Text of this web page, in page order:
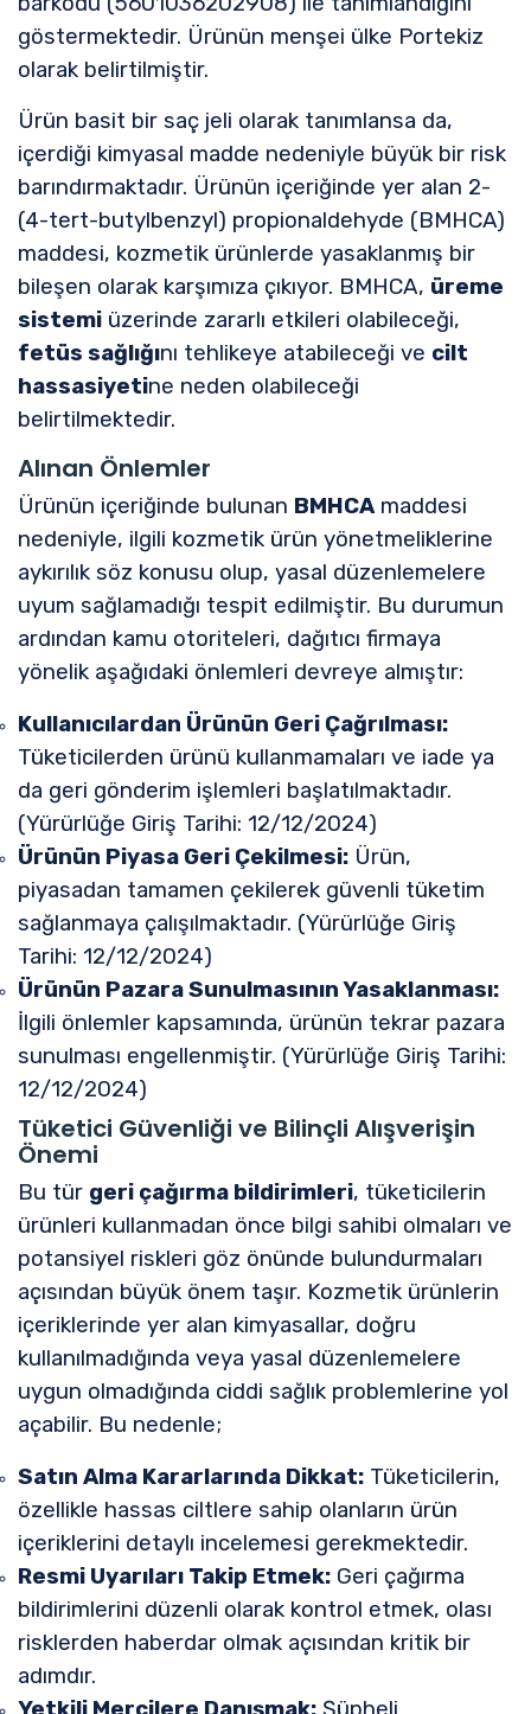
göstermektedir. Ürünün menşei ülke Portekiz
olarak belirtilmiştir.
Ürün basit bir saç jeli olarak tanımlansa da,
içerdiği kimyasal madde nedeniyle büyük bir risk
barındırmaktadır. Ürünün içeriğinde yer alan 2-
(4-tert-butylbenzyl) propionaldehyde (BMHCA)
maddesi, kozmetik ürünlerde yasaklanmış bir
bileşen olarak karşımıza çıkıyor. BMHCA, üreme
sistemi üzerinde zararlı etkileri olabileceği,
fetüs sağlığını tehlikeye atabileceği ve cilt
hassasiyetine neden olabileceği
belirtilmektedir.
Alınan Önlemler
Ürünün içeriğinde bulunan BMHCA maddesi
nedeniyle, ilgili kozmetik ürün yönetmeliklerine
aykırılık söz konusu olup, yasal düzenlemelere
uyum sağlamadığı tespit edilmiştir. Bu durumun
ardından kamu otoriteleri, dağıtıcı firmaya
yönelik aşağıdaki önlemleri devreye almıştır:
Kullanıcılardan Ürünün Geri Çağrılması:
Tüketicilerden ürünü kullanmamaları ve iade ya
da geri gönderim işlemleri başlatılmaktadır.
(Yürürlüğe Giriş Tarihi: 12/12/2024)
Ürünün Piyasa Geri Çekilmesi: Ürün,
piyasadan tamamen çekilerek güvenli tüketim
sağlanmaya çalışılmaktadır. (Yürürlüğe Giriş
Tarihi: 12/12/2024)
Ürünün Pazara Sunulmasının Yasaklanması:
İlgili önlemler kapsamında, ürünün tekrar pazara
sunulması engellenmiştir. (Yürürlüğe Giriş Tarihi:
12/12/2024)
Tüketici Güvenliği ve Bilinçli Alışverişin
Önemi
Bu tür geri çağırma bildirimleri, tüketicilerin
ürünleri kullanmadan önce bilgi sahibi olmaları ve
potansiyel riskleri göz önünde bulundurmaları
açısından büyük önem taşır. Kozmetik ürünlerin
içeriklerinde yer alan kimyasallar, doğru
kullanılmadığında veya yasal düzenlemelere
uygun olmadığında ciddi sağlık problemlerine yol
açabilir. Bu nedenle;
Satın Alma Kararlarında Dikkat: Tüketicilerin,
özellikle hassas ciltlere sahip olanların ürün
içeriklerini detaylı incelemesi gerekmektedir.
Resmi Uyarıları Takip Etmek: Geri çağırma
bildirimlerini düzenli olarak kontrol etmek, olası
risklerden haberdar olmak açısından kritik bir
adımdır.